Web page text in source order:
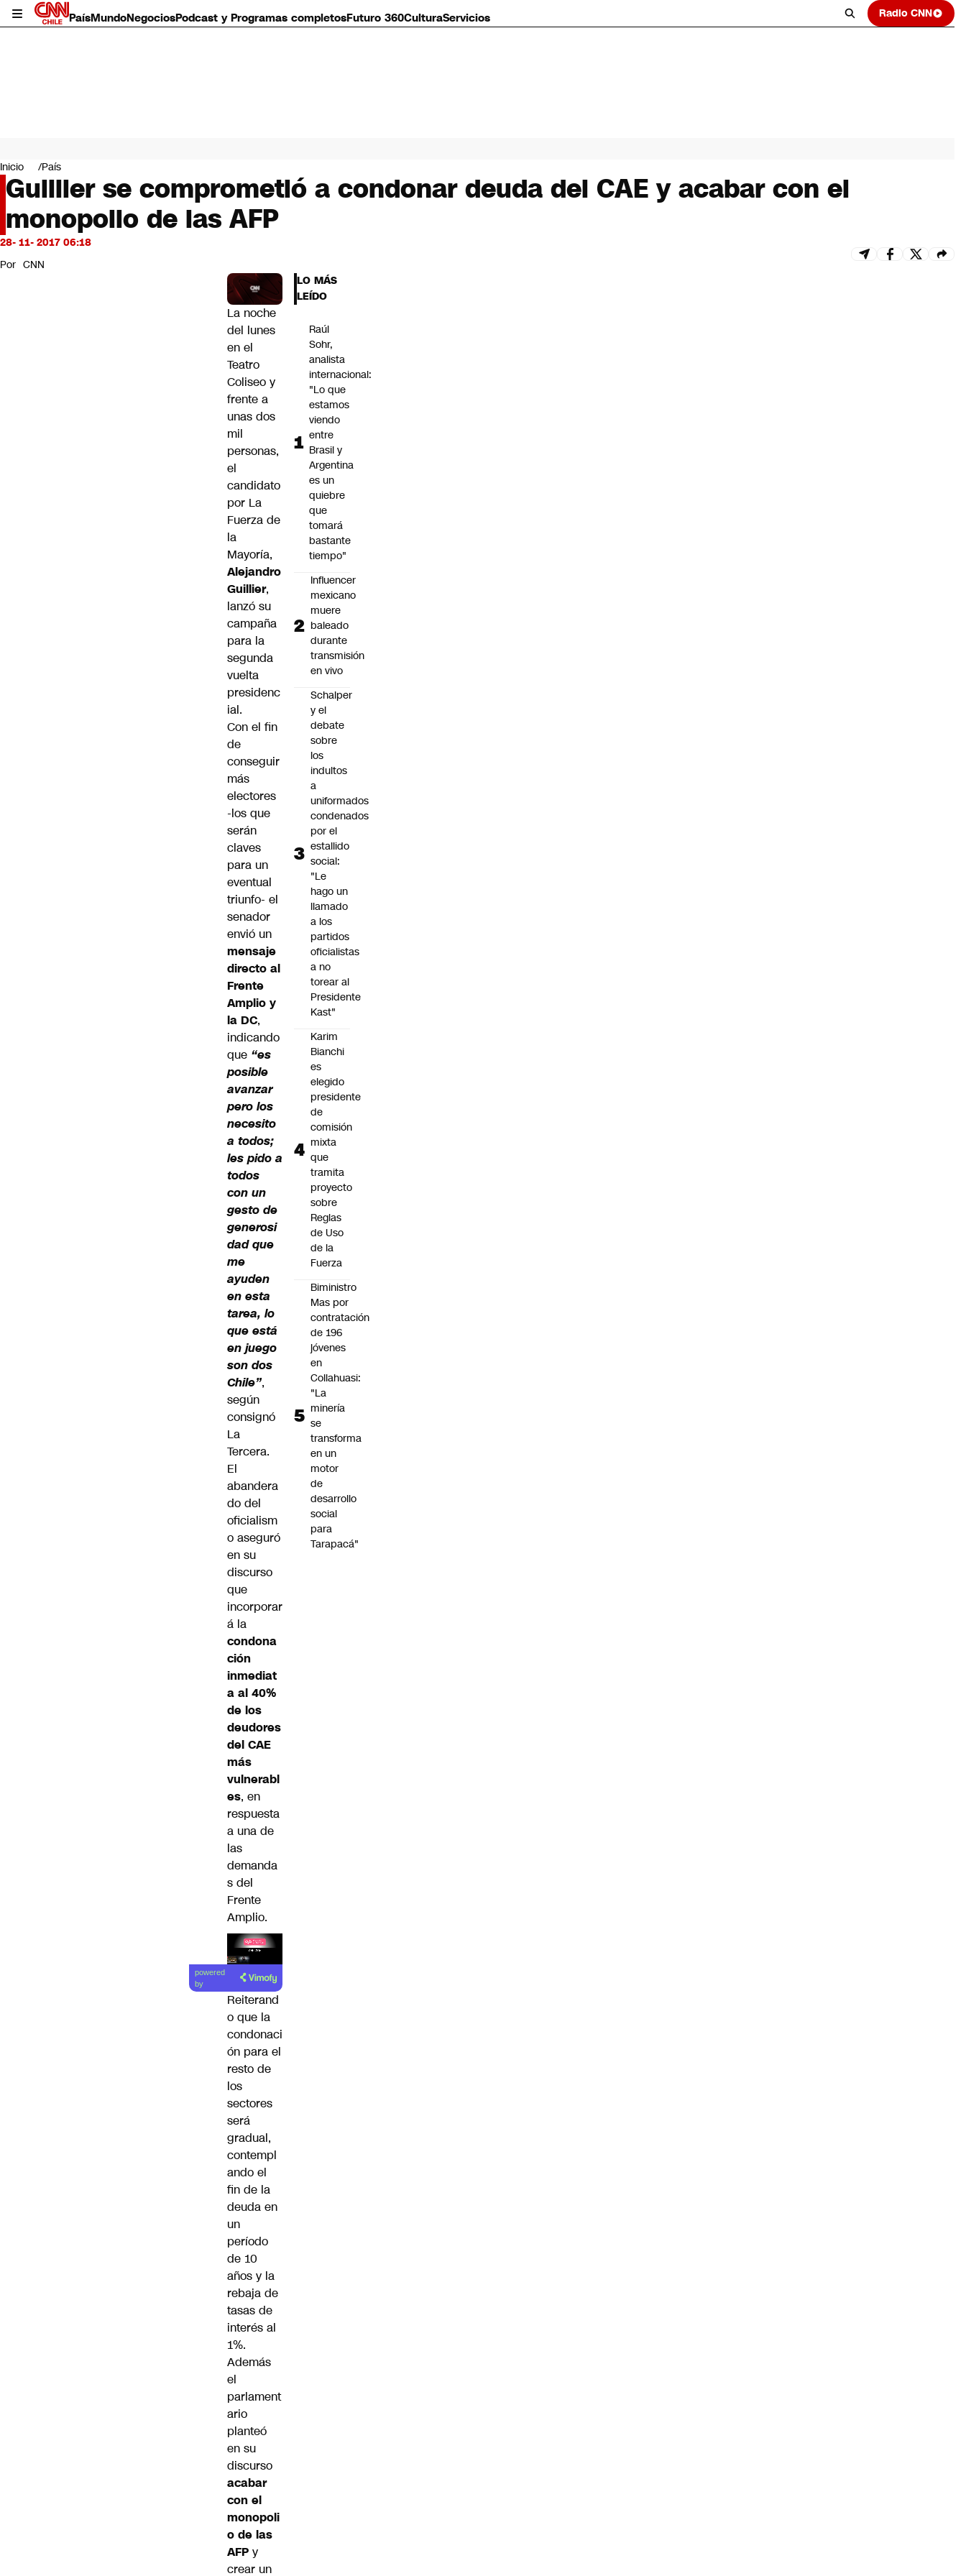
PaísMundoNegociosPodcast y Programas completosFuturo 360CulturaServicios Radio CNN
Mundo
Negocios
Deportes
Programas completos
Cultura
Servicios
Bits
CNN Data
Inicio País
Guillier se comprometió a condonar deuda del CAE y acabar con el
monopolio de las AFP
28- 11- 2017 06:18
Por CNN
La noche
del lunes
en el
Teatro
Coliseo y
frente a
unas dos
mil
personas,
el
candidato
por La
Fuerza de
la
Mayoría,
Alejandro
Guillier,
lanzó su
campaña
para la
segunda
vuelta
presidenc
ial.
Con el fin
de
conseguir
más
electores
-los que
serán
claves
para un
eventual
triunfo- el
senador
envió un
mensaje
directo al
Frente
Amplio y
la DC,
indicando
que “es
posible
avanzar
pero los
necesito
a todos;
les pido a
todos
con un
gesto de
generosi
dad que
me
ayuden
en esta
tarea, lo
que está
en juego
son dos
Chile”,
según
consignó
La
Tercera.
El
abandera
do del
oficialism
o aseguró
en su
discurso
que
incorporar
á la
condona
ción
inmediat
a al 40%
de los
deudores
del CAE
más
vulnerabl
es, en
respuesta
a una de
las
demanda
s del
Frente
Amplio.
Lea el
artículo
powered
by
Reiterand
o que la
condonaci
ón para el
resto de
los
sectores
será
gradual,
contempl
ando el
fin de la
deuda en
un
período
de 10
años y la
rebaja de
tasas de
interés al
1%.
Además
el
parlament
ario
planteó
en su
discurso
acabar
con el
monopoli
o de las
AFP y
crear un
LO MÁS
LEÍDO
Raúl
Sohr,
analista
internacional:
"Lo que
estamos
viendo
entre
Brasil y
Argentina
es un
quiebre
que
tomará
bastante
tiempo"
Influencer
mexicano
muere
baleado
durante
transmisión
en vivo
Schalper
y el
debate
sobre
los
indultos
a
uniformados
condenados
por el
estallido
social:
"Le
hago un
llamado
a los
partidos
oficialistas
a no
torear al
Presidente
Kast"
Karim
Bianchi
es
elegido
presidente
de
comisión
mixta
que
tramita
proyecto
sobre
Reglas
de Uso
de la
Fuerza
Biministro
Mas por
contratación
de 196
jóvenes
en
Collahuasi:
"La
minería
se
transforma
en un
motor
de
desarrollo
social
para
Tarapacá"